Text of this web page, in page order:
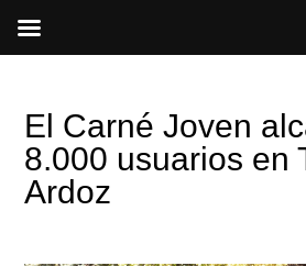
El Carné Joven
8.000 usuarios en
Ardoz